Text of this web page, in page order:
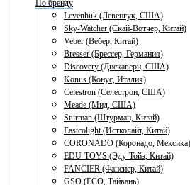
По бренду
Levenhuk (Левенгук, США)
Sky-Watcher (Скай-Вотчер, Китай)
Veber (Вебер, Китай)
Bresser (Брессер, Германия)
Discovery (Дискавери, США)
Konus (Конус, Италия)
Celestron (Селестрон, США)
Meade (Мид, США)
Sturman (Штурман, Китай)
Eastcolight (Истколайт, Китай)
CORONADO (Коронадо, Мексика)
EDU-TOYS (Эду-Тойз, Китай)
FANCIER (Фансиер, Китай)
GSO (ГСО, Тайвань)